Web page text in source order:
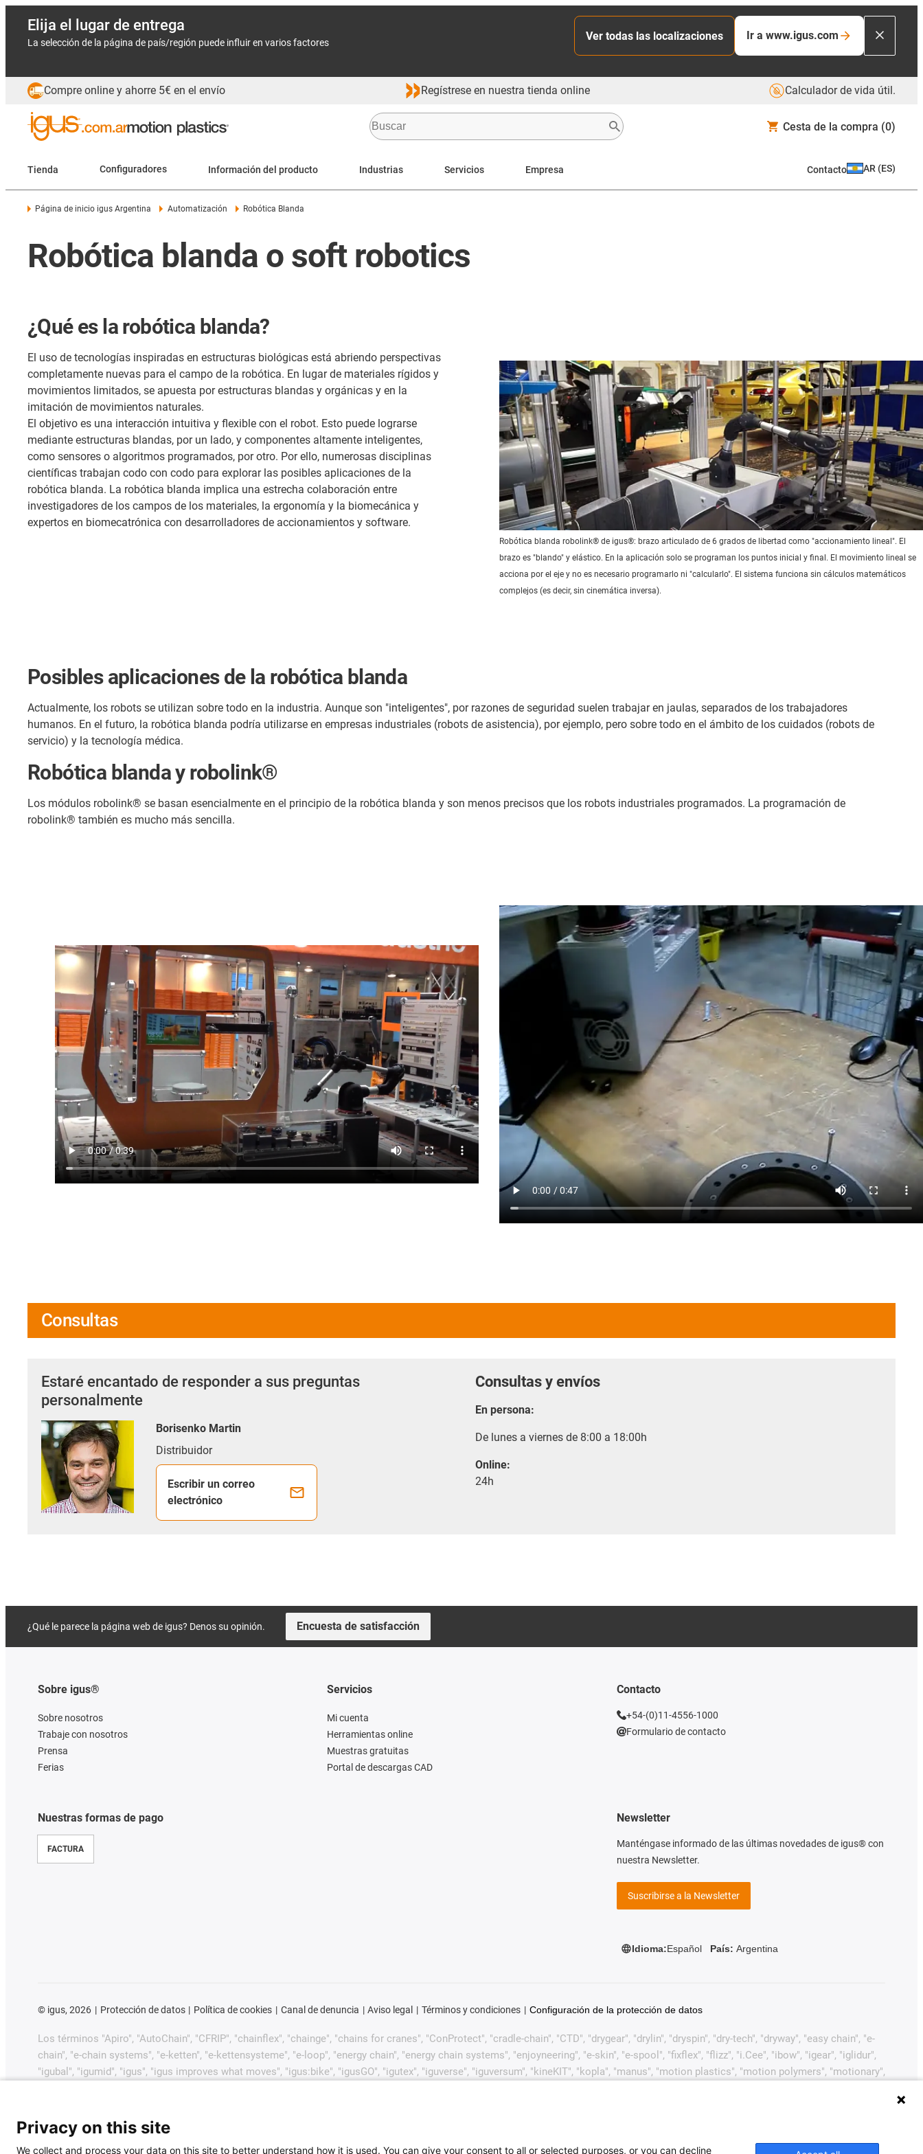
Elija el lugar de entrega
La selección de la página de país/región puede influir en varios factores
Ver todas las localizaciones Ir a www.igus.com
Compre online y ahorre 5€ en el envío Regístrese en nuestra tienda online Calculador de vida útil.
Cesta de la compra (0)
Tienda Configuradores Información del producto Industrias Servicios Empresa Contacto AR (ES)
Página de inicio igus Argentina Automatización Robótica Blanda
Robótica blanda o soft robotics
¿Qué es la robótica blanda?
Robótica blanda robolink® de igus®: brazo articulado de 6 grados de libertad como "accionamiento lineal". El
brazo es "blando" y elástico. En la aplicación solo se programan los puntos inicial y final. El movimiento lineal se
acciona por el eje y no es necesario programarlo ni "calcularlo". El sistema funciona sin cálculos matemáticos
complejos (es decir, sin cinemática inversa).
El uso de tecnologías inspiradas en estructuras biológicas está abriendo perspectivas
completamente nuevas para el campo de la robótica. En lugar de materiales rígidos y
movimientos limitados, se apuesta por estructuras blandas y orgánicas y en la
imitación de movimientos naturales.
El objetivo es una interacción intuitiva y flexible con el robot. Esto puede lograrse
mediante estructuras blandas, por un lado, y componentes altamente inteligentes,
como sensores o algoritmos programados, por otro. Por ello, numerosas disciplinas
científicas trabajan codo con codo para explorar las posibles aplicaciones de la
robótica blanda. La robótica blanda implica una estrecha colaboración entre
investigadores de los campos de los materiales, la ergonomía y la biomecánica y
expertos en biomecatrónica con desarrolladores de accionamientos y software.
Posibles aplicaciones de la robótica blanda
Actualmente, los robots se utilizan sobre todo en la industria. Aunque son "inteligentes", por razones de seguridad suelen trabajar en jaulas, separados de los trabajadores
humanos. En el futuro, la robótica blanda podría utilizarse en empresas industriales (robots de asistencia), por ejemplo, pero sobre todo en el ámbito de los cuidados (robots de
servicio) y la tecnología médica.
Robótica blanda y robolink®
Los módulos robolink® se basan esencialmente en el principio de la robótica blanda y son menos precisos que los robots industriales programados. La programación de
robolink® también es mucho más sencilla.
Consultas
Estaré encantado de responder a sus preguntas
personalmente
Borisenko Martin
Distribuidor
Escribir un correo
electrónico
Consultas y envíos
En persona:
De lunes a viernes de 8:00 a 18:00h
Online:
24h
¿Qué le parece la página web de igus? Denos su opinión. Encuesta de satisfacción
Sobre igus®
Sobre nosotros
Trabaje con nosotros
Prensa
Ferias
Nuestras formas de pago
FACTURA
Servicios
Mi cuenta
Herramientas online
Muestras gratuitas
Portal de descargas CAD
Contacto
+54-(0)11-4556-1000
Formulario de contacto
Newsletter
Manténgase informado de las últimas novedades de igus® con
nuestra Newsletter.
Suscribirse a la Newsletter
Idioma:Español País: Argentina
© igus, 2026 Protección de datos Política de cookies Canal de denuncia Aviso legal Términos y condiciones Configuración de la protección de datos
Los términos "Apiro", "AutoChain", "CFRIP", "chainflex", "chainge", "chains for cranes", "ConProtect", "cradle-chain", "CTD", "drygear", "drylin", "dryspin", "dry-tech", "dryway", "easy chain", "e-
chain", "e-chain systems", "e-ketten", "e-kettensysteme", "e-loop", "energy chain", "energy chain systems", "enjoyneering", "e-skin", "e-spool", "fixflex", "flizz", "i.Cee", "ibow", "igear", "iglidur",
"igubal", "igumid", "igus", "igus improves what moves", "igus:bike", "igusGO", "igutex", "iguverse", "iguversum", "kineKIT", "kopla", "manus", "motion plastics", "motion polymers", "motionary",
GmbH/Colonia en la República Federal de Alemania y posiblemente en algunos países extranjeros. Esta es una lista no exhaustiva de marcas comerciales (como solicitudes de marcas
comerciales pendientes o marcas comerciales registradas) de igus GmbH o de empresas afiliadas a igus en Alemania, la Unión Europea, EE.UU. y/u otros países o jurisdicciones.
Privacy on this site
We collect and process your data on this site to better understand how it is used. You can give your consent to all or selected purposes, or you can decline